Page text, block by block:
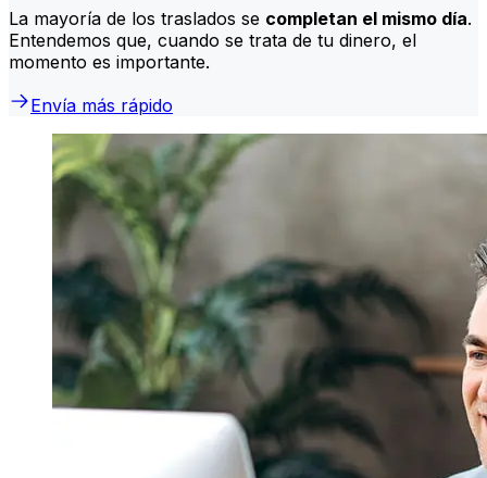
La mayoría de los traslados se completan el mismo día.
Entendemos que, cuando se trata de tu dinero, el
momento es importante.
Envía más rápido